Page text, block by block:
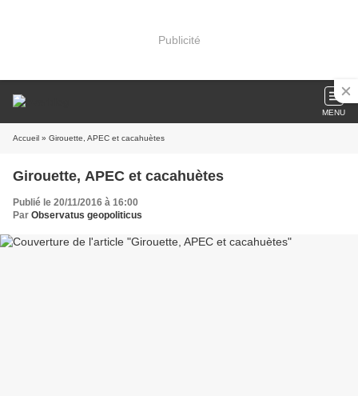
Publicité
MENU
Accueil » Girouette, APEC et cacahuètes
Girouette, APEC et cacahuètes
Publié le 20/11/2016 à 16:00
Par Observatus geopoliticus